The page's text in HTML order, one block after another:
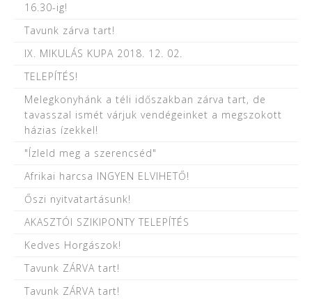
16.30-ig!
Tavunk zárva tart!
IX. MIKULÁS KUPA 2018. 12. 02.
TELEPÍTÉS!
Melegkonyhánk a téli időszakban zárva tart, de
tavasszal ismét várjuk vendégeinket a megszokott
házias ízekkel!
"Ízleld meg a szerencséd"
Afrikai harcsa INGYEN ELVIHETŐ!
Őszi nyitvatartásunk!
AKASZTÓI SZIKIPONTY TELEPÍTÉS
Kedves Horgászok!
Tavunk ZÁRVA tart!
Tavunk ZÁRVA tart!